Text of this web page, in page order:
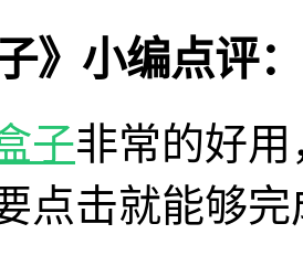
》小编点评：
子非常的好
点击就能够